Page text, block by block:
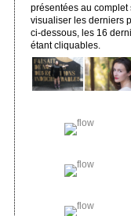
présentées au complet
visualiser les derniers
ci-dessous, les 16
étant cliquables.